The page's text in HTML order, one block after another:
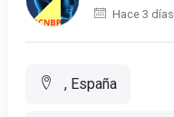
Hace 3 días
, España